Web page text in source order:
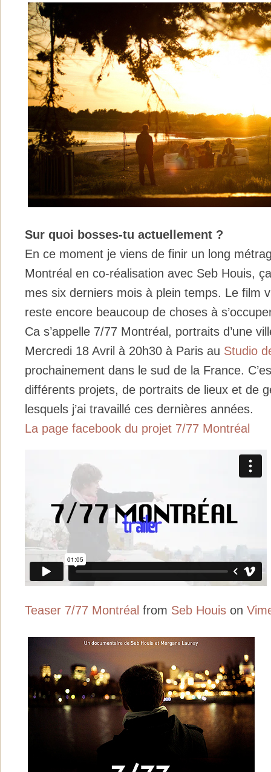
Sur quoi bosses-tu actuellement ?
En ce moment je viens de finir un long
Montréal en co-réalisation avec Seb Houis,
mes six derniers mois à plein temps. Le film
reste encore beaucoup de choses à
Ca s’appelle 7/77 Montréal, portraits d’une
Mercredi 18 Avril à 20h30 à Paris au Studio
prochainement dans le sud de la France.
différents projets, de portraits de lieux et de
lesquels j’ai travaillé ces dernières années.
La page facebook du projet 7/77 Montréal
Teaser 7/77 Montréal from Seb Houis on